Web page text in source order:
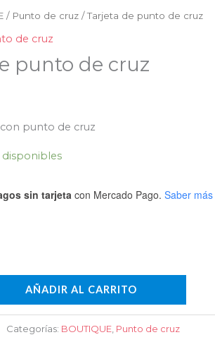
/ Punto de cruz / Tarjeta de punto de cruz
de cruz
punto de cruz
punto de cruz
disponibles
sin tarjetacon Mercado Pago. Saber más
AÑADIR AL CARRITO
Categorías: BOUTIQUE Punto de cruz